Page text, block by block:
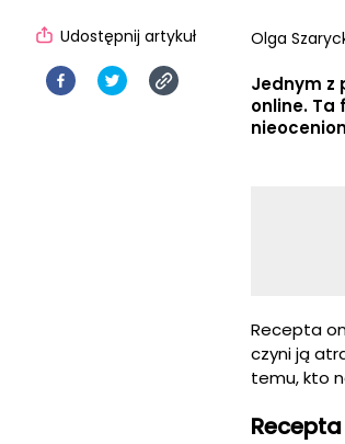
Olga
Jednym z
online. Ta
Recepta
czyni ją
temu, kto
Udostępnij artykuł